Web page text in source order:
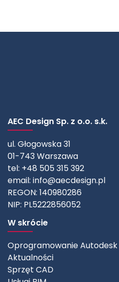
AEC Design Sp. z o.o. s.k.
ul. Głogowska 31
01-743 Warszawa
tel: +48 505 315 392
email: info@aecdesign.pl
REGON: 140980286
NIP: PL5222856052
W skrócie
Oprogramowanie Autodesk
Aktualności
Sprzęt CAD